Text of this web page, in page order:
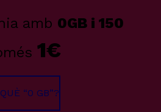
amb 0GB i 150
1€
“0 GB”?